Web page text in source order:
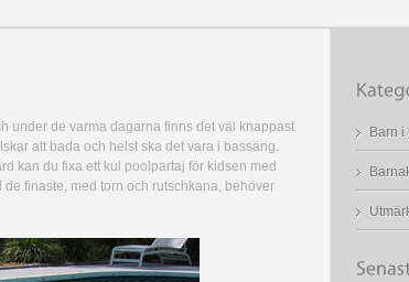
under de varma dagarna finns det väl knappast
att bada och helst ska det vara i bassäng.
kan du fixa ett kul poolpartaj för kidsen med
finaste, med torn och rutschkana, behöver
Barn